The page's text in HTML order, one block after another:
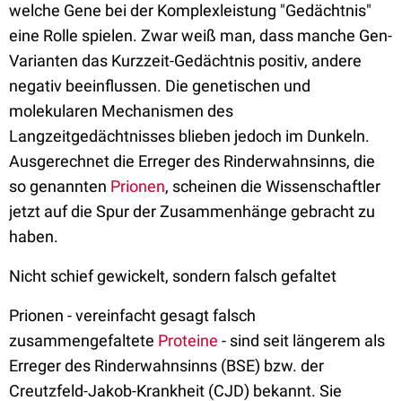
welche Gene bei der Komplexleistung "Gedächtnis"
eine Rolle spielen. Zwar weiß man, dass manche Gen-
Varianten das Kurzzeit-Gedächtnis positiv, andere
negativ beeinflussen. Die genetischen und
molekularen Mechanismen des
Langzeitgedächtnisses blieben jedoch im Dunkeln.
Ausgerechnet die Erreger des Rinderwahnsinns, die
so genannten Prionen, scheinen die Wissenschaftler
jetzt auf die Spur der Zusammenhänge gebracht zu
haben.
Nicht schief gewickelt, sondern falsch gefaltet
Prionen - vereinfacht gesagt falsch
zusammengefaltete Proteine - sind seit längerem als
Erreger des Rinderwahnsinns (BSE) bzw. der
Creutzfeld-Jakob-Krankheit (CJD) bekannt. Sie